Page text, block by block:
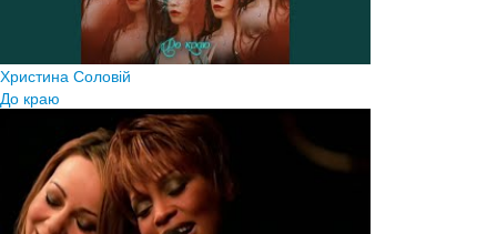
Христина Соловій
До краю